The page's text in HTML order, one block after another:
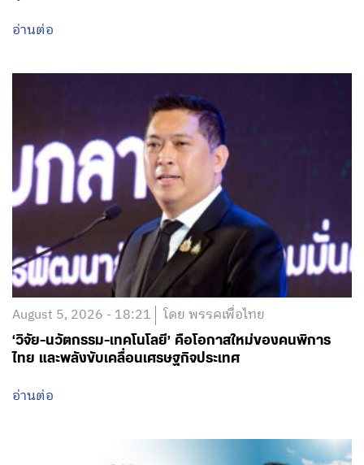
อ่านต่อ
August 5, 2026 - 18:21 โดย พรรคเพื่อไทย
‘วิจัย-นวัตกรรม-เทคโนโลยี’ คือโอกาสใหม่ของคนพิการ
ไทย และพลังขับเคลื่อนเศรษฐกิจประเทศ
อ่านต่อ